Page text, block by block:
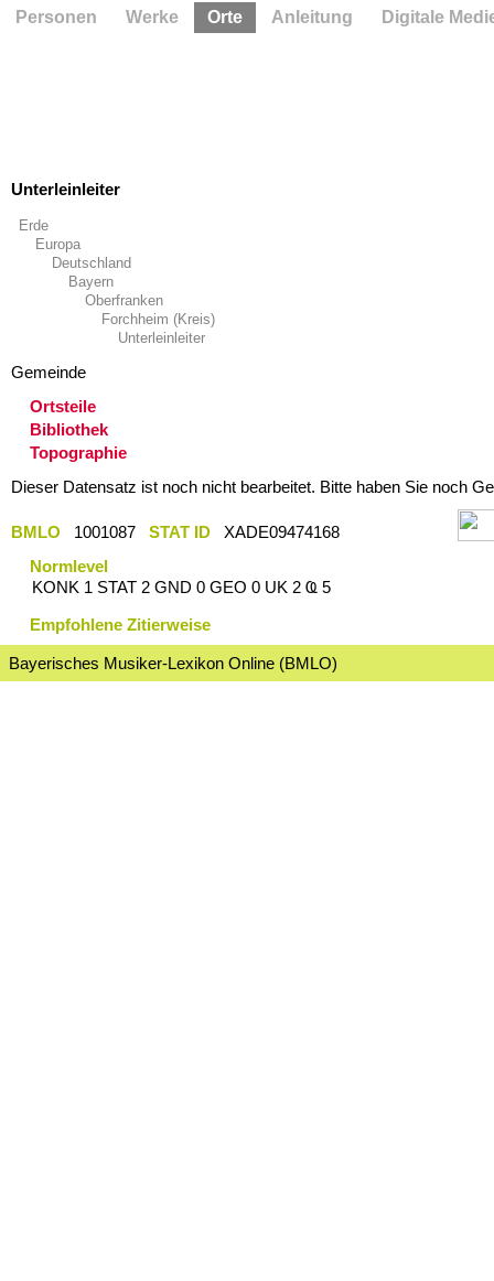
Unterleinleiter
Erde
Europa
Deutschland
Bayern
Oberfranken
Forchheim (Kreis)
Unterleinleiter
Gemeinde
Ortsteile
Bibliothek
Topographie
Dieser Datensatz ist noch nicht bearbeitet. Bitte haben Sie noch
BMLO 1001087 STAT ID
XADE09474168
Normlevel
KONK 1 STAT 2 GND 0 GEO 0 UK 2 Ҩ 5
Empfohlene Zitierweise
Bayerisches Musiker-Lexikon Online (BMLO)
Personen Werke Orte Anleitung Digitale